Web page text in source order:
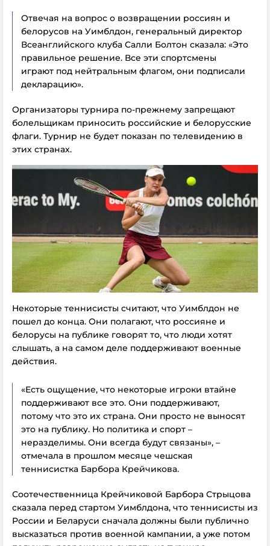
Отвечая на вопрос о возвращении россиян и
белорусов на Уимблдон, генеральный директор
Всеанглийского клуба Салли Болтон сказала: «Это
правильное решение. Все эти спортсмены
играют под нейтральным флагом, они подписали
декларацию».
Организаторы турнира по-прежнему запрещают
болельщикам приносить российские и белорусские
флаги. Турнир не будет показан по телевидению в
этих странах.
Некоторые теннисисты считают, что Уимблдон не
пошел до конца. Они полагают, что россияне и
белорусы на публике говорят то, что люди хотят
слышать, а на самом деле поддерживают военные
действия.
«Есть ощущение, что некоторые игроки втайне
поддерживают все это. Они поддерживают,
потому что это их страна. Они просто не выносят
это на публику. Но политика и спорт –
неразделимы. Они всегда будут связаны», –
отмечала в прошлом месяце чешская
теннисистка Барбора Крейчикова.
Соотечественница Крейчиковой Барбора Стрыцова
сказала перед стартом Уимблдона, что теннисисты из
России и Беларуси сначала должны были публично
высказаться против военной кампании, а уже потом